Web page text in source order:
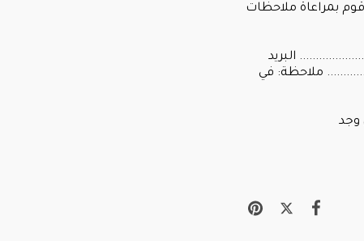
بمراعاة ملاحظات
البريد
ملاحظة: في
وجد